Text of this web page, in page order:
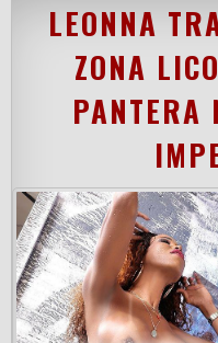
LEONNA
ZONA
PANTERA